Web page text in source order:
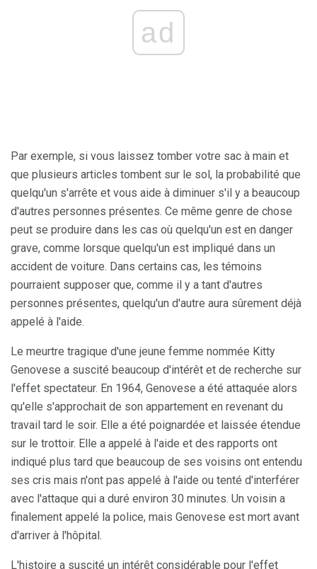
ad
Par exemple, si vous laissez tomber votre sac à main et
que plusieurs articles tombent sur le sol, la probabilité que
quelqu'un s'arrête et vous aide à diminuer s'il y a beaucoup
d'autres personnes présentes. Ce même genre de chose
peut se produire dans les cas où quelqu'un est en danger
grave, comme lorsque quelqu'un est impliqué dans un
accident de voiture. Dans certains cas, les témoins
pourraient supposer que, comme il y a tant d'autres
personnes présentes, quelqu'un d'autre aura sûrement déjà
appelé à l'aide.
Le meurtre tragique d'une jeune femme nommée Kitty
Genovese a suscité beaucoup d'intérêt et de recherche sur
l'effet spectateur. En 1964, Genovese a été attaquée alors
qu'elle s'approchait de son appartement en revenant du
travail tard le soir. Elle a été poignardée et laissée étendue
sur le trottoir. Elle a appelé à l'aide et des rapports ont
indiqué plus tard que beaucoup de ses voisins ont entendu
ses cris mais n'ont pas appelé à l'aide ou tenté d'interférer
avec l'attaque qui a duré environ 30 minutes. Un voisin a
finalement appelé la police, mais Genovese est mort avant
d'arriver à l'hôpital.
L'histoire a suscité un intérêt considérable pour l'effet